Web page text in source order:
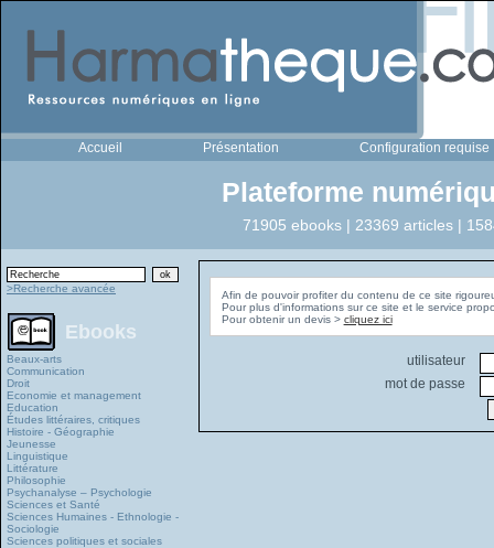
Accueil Présentation Configuration requise
Plateforme
71905 ebooks | 23369 articles |
>Recherche avancée
Ebooks
Beaux-arts
Communication
Droit
Economie et management
Education
Études littéraires, critiques
Histoire - Géographie
Jeunesse
Linguistique
Littérature
Philosophie
Psychanalyse – Psychologie
Sciences et Santé
Sciences Humaines - Ethnologie -
Sociologie
Sciences politiques et sociales
Afin de pouvoir profiter du contenu de ce site
Pour plus d'informations sur ce site et le service
Pour obtenir un devis > cliquez ici
utilisateur
mot de passe